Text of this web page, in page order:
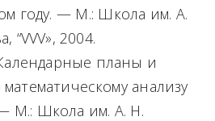
году. — М.: Школа им. А.
“VVV», 2004.
планы и
анализу
М.: Школа им. А. Н.